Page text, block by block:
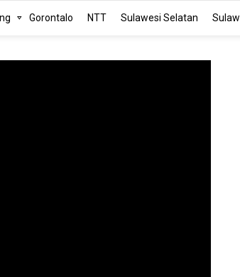
Gorontalo NTT Sulawesi Selatan